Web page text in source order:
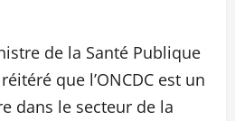
de la Santé Publique
que l’ONCDC est un
dans le secteur de la